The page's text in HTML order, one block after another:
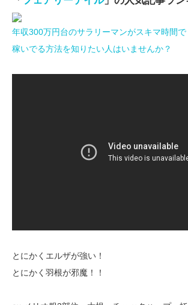
年収300万円台のサラリーマンがスキマ時間
稼いでる方法を知りたい人はいませんか？
とにかくエルザが強い！
とにかく羽根が邪魔！！